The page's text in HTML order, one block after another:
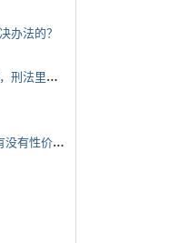
办法的？
*
有啥搞钱的路子吗，开源节流都行，主要是开源，刑法里的咱不做
*
想请教有经验的蛋友，想给媳妇7夕买个跳蛋，有没有性价比高的推荐